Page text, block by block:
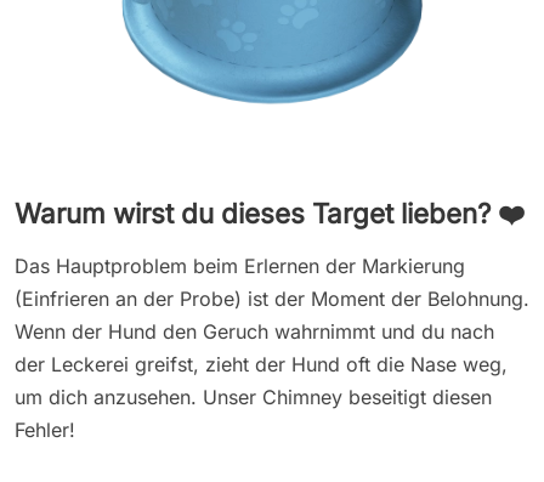
Warum wirst du dieses Target lieben? ❤️
Das Hauptproblem beim Erlernen der Markierung
(Einfrieren an der Probe) ist der Moment der Belohnung.
Wenn der Hund den Geruch wahrnimmt und du nach
der Leckerei greifst, zieht der Hund oft die Nase weg,
um dich anzusehen. Unser Chimney beseitigt diesen
Fehler!